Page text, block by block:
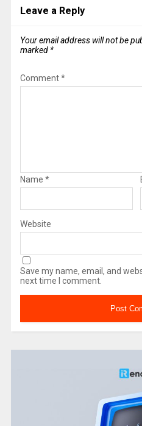
Leave a Reply
Your email address will not be
marked *
Comment*
Name *
Website
Save my name, email, and
next time I comment.